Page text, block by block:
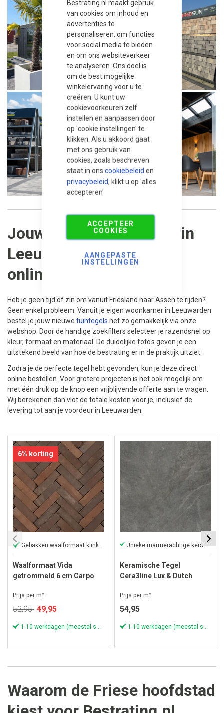
Bestrating.nl maakt gebruik
van cookies om inhoud en
advertenties te
personaliseren, om functies
voor social media te bieden
en om ons websiteverkeer
te analyseren. Ons doel is
om de best mogelijke
winkelervaring voor u te
creëren. U kunt uw
cookievoorkeuren zelf
instellen en aanpassen door
op 'cookie instellingen' te
klikken. Als u akkoord gaat
met ons gebruik van
cookies, zoals beschreven
staat in ons cookiebeleid en
privacybeleid, klikt u op 'alles
accepteren'
ACCEPTEER
COOKIES
AANGEPASTE
INSTELLINGEN
Jouw nieuwe tuintegels in
Leeuwarden eenvoudig
online besteld
Heb je geen tijd of zin om vanuit Friesland naar Assen te rijden?
Geen enkel probleem. Vanuit je eigen woonkamer in Leeuwarden
bestel je jouw nieuwe tuintegels net zo gemakkelijk via onze
webshop. Door de handige zoekfilters selecteer je razendsnel op
kleur, formaat en materiaal. De duidelijke foto's geven je een
uitstekend beeld van hoe de bestrating er in de praktijk uitziet.
Zodra je de perfecte tegel hebt gevonden, kun je deze direct
online bestellen. Voor grotere projecten is het ook mogelijk om
met één druk op de knop een vrijblijvende offerte aan te vragen.
Wij berekenen dan vlot de totale kosten voor je, inclusief de
levering tot aan je voordeur in Leeuwarden.
6% korting
Gebakken waalformaat klinker
Waalformaat Vida
getrommeld 6 cm Carpo
Prijs per m²
52,95 Speciale
49,95
Unieke marmerachtige keramische tegels
Keramische Tegel
Cera3line Lux & Dutch
Grey
Prijs per m²
54,95
Waarom de Friese hoofdstad